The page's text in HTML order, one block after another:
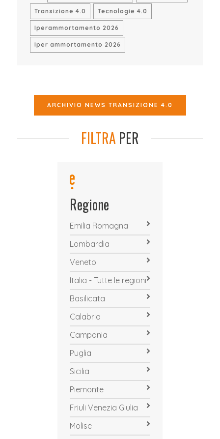
Transizione 4.0 Tecnologie 4.0
Iperammortamento 2026
Iper ammortamento 2026
ARCHIVIO NEWS TRANSIZIONE 4.0
FILTRA PER
Regione
Emilia Romagna
Lombardia
Veneto
Italia - Tutte le regioni
Basilicata
Calabria
Campania
Puglia
Sicilia
Piemonte
Friuli Venezia Giulia
Molise